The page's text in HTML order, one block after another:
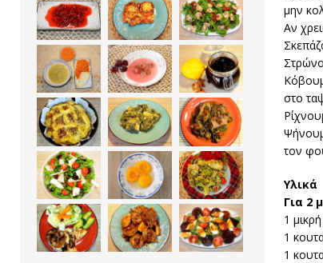
μην
Αν
στο
τον
Υλικά
Για 2
1
1
1